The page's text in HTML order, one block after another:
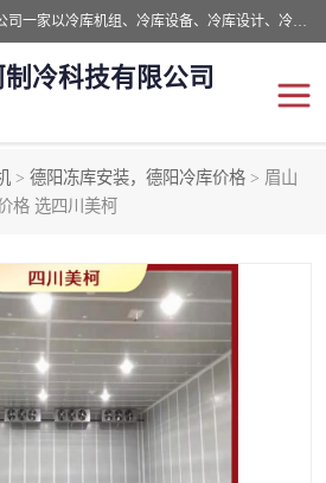
四川美柯冷冻库安装工程有限公司一家以冷库机组、冷库设备、冷库设计、冷冻库设备销售、冷库安装、冻库安装价格及技术服务为一体的综合企业，咨询热线：同等设备材料优惠10% 。公司各种类型安装组合式冷库、冷冻库、冷藏库、气调保鲜库、并提供成套设备供应、安装与调试、维护与维修、技术咨询、操作维修人员技术培训等
制冷科技有限公司
> 德阳冻库安装，德阳冷库价格 > 眉山
格 选四川美柯四川冷库，四川冻库安装
价格 绵阳冻库,绵阳保鲜冷库
冷库 广元冻库安装,广元冻库造
价
库安 遂宁冻库
安装 泸州冻库，泸州冷库